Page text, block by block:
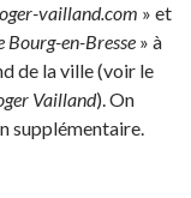
vailland.com » et
Bourg-en-Bresse » à
de la ville (voir le
Vailland). On
supplémentaire.